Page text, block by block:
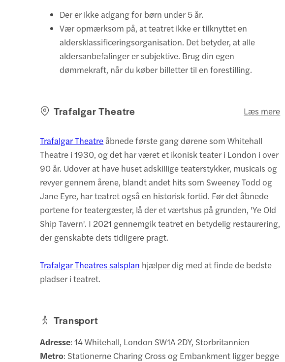
Der er ikke adgang for børn under 5 år.
Vær opmærksom på, at teatret ikke er tilknyttet en
aldersklassificeringsorganisation. Det betyder, at alle
aldersanbefalinger er subjektive. Brug din egen
dømmekraft, når du køber billetter til en forestilling.
Trafalgar Theatre Læs mere
Trafalgar Theatreåbnede første gang dørene som Whitehall
Theatre i 1930, og det har været et ikonisk teater i London i over
90 år. Udover at have huset adskillige teaterstykker, musicals og
revyer gennem årene, blandt andet hits som Sweeney Todd og
Jane Eyre, har teatret også en historisk fortid. Før det åbnede
portene for teatergæster, lå der et værtshus på grunden, 'Ye Old
Ship Tavern'. I 2021 gennemgik teatret en betydelig restaurering,
der genskabte dets tidligere pragt.
Trafalgar Theatres salsplan hjælper dig med at finde de bedste
pladser i teatret.
Transport
Adresse: 14 Whitehall, London SW1A 2DY, Storbritannien
Metro: Stationerne Charing Cross og Embankment ligger begge